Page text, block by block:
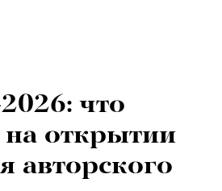
что
на открытии
авторского